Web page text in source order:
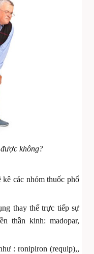
không?
kê các nhóm thuốc phổ
thay thế trực tiếp sự
thần kinh: madopar,
: ronipiron (requip),,